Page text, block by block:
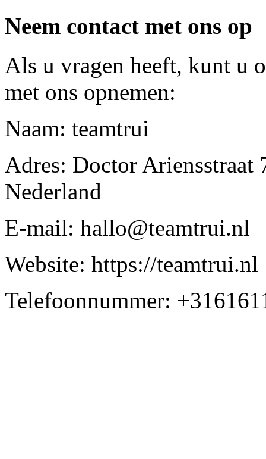
Neem contact met ons op
Als u vragen heeft, kunt u
met ons opnemen:
Naam: teamtrui
Adres: Doctor
Nederland
E-mail: hallo@teamtrui.nl
Website: https://teamtrui.nl
Telefoonnummer: